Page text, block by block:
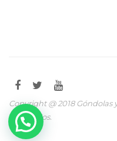
Copyright @ 2018 Góndolas
reservados.